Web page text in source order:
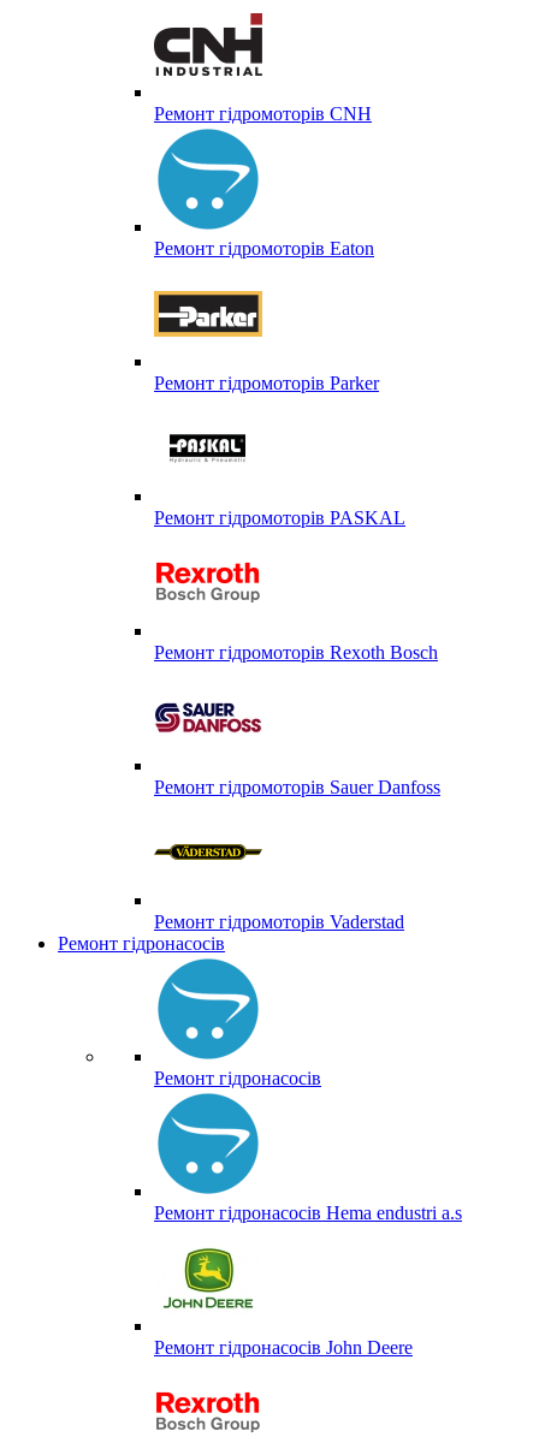
Ремонт гідромоторів CNH
Ремонт гідромоторів Eaton
Ремонт гідромоторів Parker
Ремонт гідромоторів PASKAL
Ремонт гідромоторів Rexoth Bosch
Ремонт гідромоторів Sauer Danfoss
Ремонт гідромоторів Vaderstad
Ремонт гідронасосів
Ремонт гідронасосів
Ремонт гідронасосів Hema endustri a.s
Ремонт гідронасосів John Deere